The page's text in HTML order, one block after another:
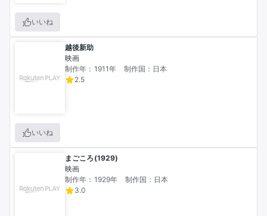
いいね
越後新助
映画
制作年：1911年
制作国：日本
2.5
いいね
まごころ(1929)
映画
制作年：1929年
制作国：日本
3.0